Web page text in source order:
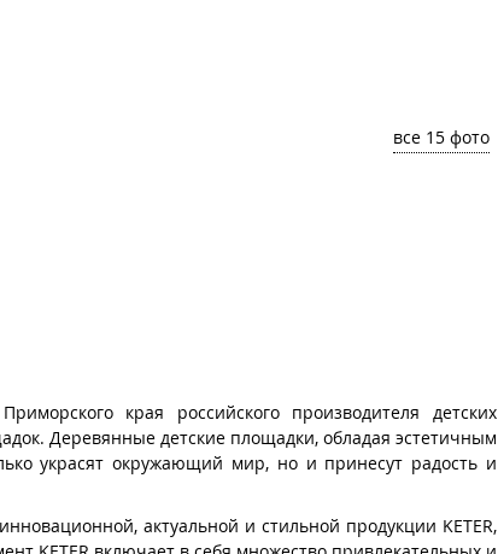
все 15 фото
края российского производителя детских
Деревянные детские площадки, обладая эстетичным
украсят окружающий мир, но и принесут радость и
актуальной и стильной продукции KETER,